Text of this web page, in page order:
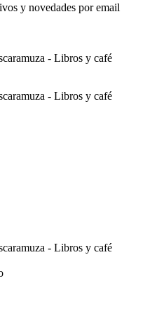
y novedades por email